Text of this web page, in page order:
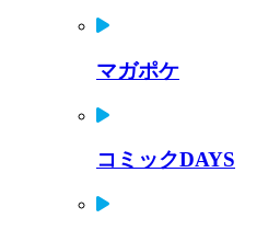
マガポケ
コミックDAYS